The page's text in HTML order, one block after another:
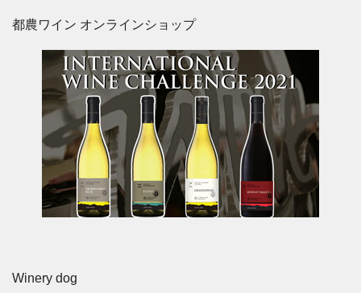
都農ワイン オンラインショップ
Winery dog